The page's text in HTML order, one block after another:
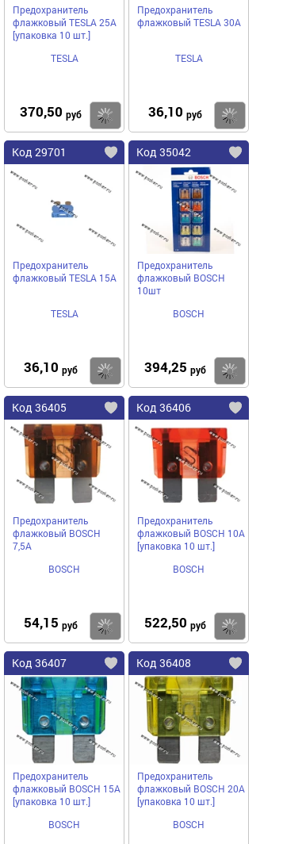
Предохранитель
флажковый TESLA 25A
[упаковка 10 шт.]
TESLA
370,50 руб Купить
Предохранитель
флажковый TESLA 30A
TESLA
36,10 руб
Код 29701
Предохранитель
флажковый TESLA 15A
TESLA
36,10 руб Купить
Код 35042
Предохранитель
флажковый BOSCH
10шт
BOSCH
394,25 руб
Код 36405
Предохранитель
флажковый BOSCH
7,5A
BOSCH
54,15 руб Купить
Код 36406
Предохранитель
флажковый BOSCH 10A
[упаковка 10 шт.]
BOSCH
522,50 руб
Код 36407
Предохранитель
флажковый BOSCH 15A
[упаковка 10 шт.]
BOSCH
Код 36408
Предохранитель
флажковый BOSCH 20A
[упаковка 10 шт.]
BOSCH